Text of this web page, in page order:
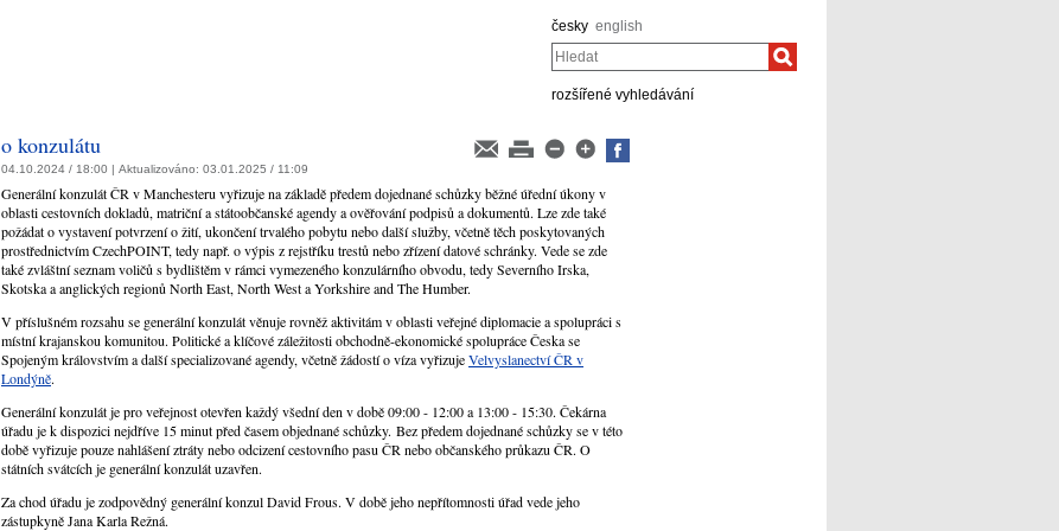
česky english
Hledat
rozšířené vyhledávání
o konzulátu
04.10.2024 / 18:00 | Aktualizováno: 03.01.2025 / 11:09
Generální konzulát ČR v Manchesteru vyřizuje na základě předem dojednané schůzky běžné úřední úkony v
oblasti cestovních dokladů, matriční a státoobčanské agendy a ověřování podpisů a dokumentů. Lze zde také
požádat o vystavení potvrzení o žití, ukončení trvalého pobytu nebo další služby, včetně těch poskytovaných
prostřednictvím CzechPOINT, tedy např. o výpis z rejstříku trestů nebo zřízení datové schránky. Vede se zde
také zvláštní seznam voličů s bydlištěm v rámci vymezeného konzulárního obvodu, tedy Severního Irska,
Skotska a anglických regionů North East, North West a Yorkshire and The Humber.
V příslušném rozsahu se generální konzulát věnuje rovněž aktivitám v oblasti veřejné diplomacie a spolupráci s
místní krajanskou komunitou. Politické a klíčové záležitosti obchodně-ekonomické spolupráce Česka se
Spojeným královstvím a další specializované agendy, včetně žádostí o víza vyřizujeVelvyslanectví ČR v
Londýně.
Generální konzulát je pro veřejnost otevřen každý všední den v době 09:00 - 12:00 a 13:00 - 15:30. Čekárna
úřadu je k dispozici nejdříve 15 minut před časem objednané schůzky. Bez předem dojednané schůzky se v této
době vyřizuje pouze nahlášení ztráty nebo odcizení cestovního pasu ČR nebo občanského průkazu ČR. O
státních svátcích je generální konzulát uzavřen.
Za chod úřadu je zodpovědný generální konzul David Frous. V době jeho nepřítomnosti úřad vede jeho
zástupkyně Jana Karla Režná.